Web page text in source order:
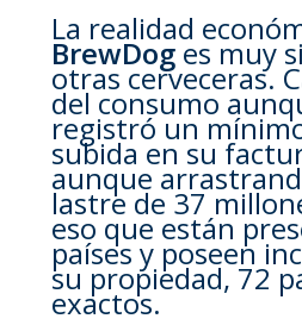
La realidad
BrewDoges muy
otras cerveceras.
del consumo
registró un
subida en su
aunque
lastre de 37
eso que están
países y poseen
su propiedad, 72
exactos.